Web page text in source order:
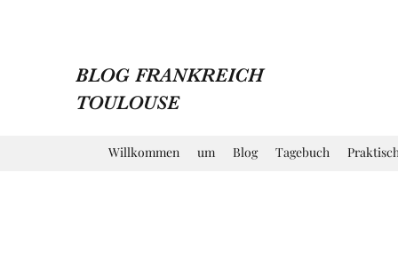
BLOG FRANKREICH
TOULOUSE
Willkommen um Blog Tagebuch